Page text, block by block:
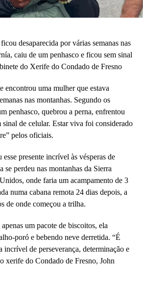
desaparecida por várias semanas nas
caiu de um penhasco e ficou sem sinal
do Xerife do Condado de Fresno
encontrou uma mulher que estava
nas montanhas. Segundo os
penhasco, quebrou a perna, enfrentou
sinal de celular. Estar viva foi considerado
pelos oficiais.
presente incrível às vésperas de
se perdeu nas montanhas da Sierra
onde faria um acampamento de 3
numa cabana remota 24 dias depois, a
de onde começou a trilha.
um pacote de biscoitos, ela
poró e bebendo neve derretida. “É
incrível de perseverança, determinação e
xerife do Condado de Fresno, John